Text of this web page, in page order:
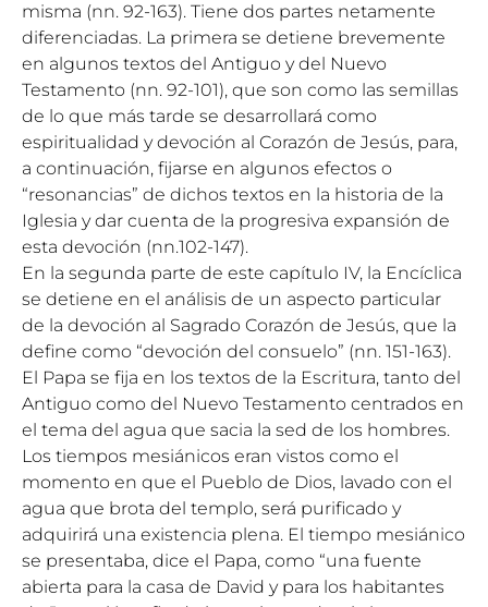
misma (nn. 92-163). Tiene dos partes netamente
diferenciadas. La primera se detiene brevemente
en algunos textos del Antiguo y del Nuevo
Testamento (nn. 92-101), que son como las semillas
de lo que más tarde se desarrollará como
espiritualidad y devoción al Corazón de Jesús, para,
a continuación, fijarse en algunos efectos o
“resonancias” de dichos textos en la historia de la
Iglesia y dar cuenta de la progresiva expansión de
esta devoción (nn.102-147).
En la segunda parte de este capítulo IV, la Encíclica
se detiene en el análisis de un aspecto particular
de la devoción al Sagrado Corazón de Jesús, que la
define como “devoción del consuelo” (nn. 151-163).
El Papa se fija en los textos de la Escritura, tanto del
Antiguo como del Nuevo Testamento centrados en
el tema del agua que sacia la sed de los hombres.
Los tiempos mesiánicos eran vistos como el
momento en que el Pueblo de Dios, lavado con el
agua que brota del templo, será purificado y
adquirirá una existencia plena. El tiempo mesiánico
se presentaba, dice el Papa, como “una fuente
abierta para la casa de David y para los habitantes